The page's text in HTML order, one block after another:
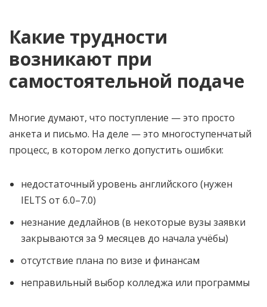
Какие трудности
возникают при
самостоятельной подаче
Многие думают, что поступление — это просто
анкета и письмо. На деле — это многоступенчатый
процесс, в котором легко допустить ошибки:
недостаточный уровень английского (нужен
IELTS от 6.0–7.0)
незнание дедлайнов (в некоторые вузы заявки
закрываются за 9 месяцев до начала учёбы)
отсутствие плана по визе и финансам
неправильный выбор колледжа или программы